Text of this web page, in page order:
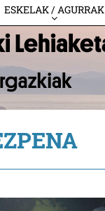
ESKELAK / AGURRAK